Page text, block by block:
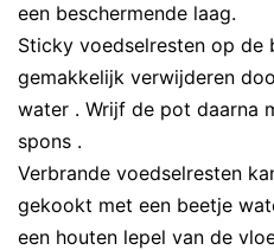
een beschermende laag.
Sticky voedselresten op de
gemakkelijk verwijderen
water . Wrijf de pot daarna
spons .
Verbrande voedselresten
gekookt met een beetje
een houten lepel van de